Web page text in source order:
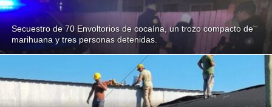
Secuestro de 70 Envoltorios de cocaína, un trozo compacto de
marihuana y tres personas detenidas.